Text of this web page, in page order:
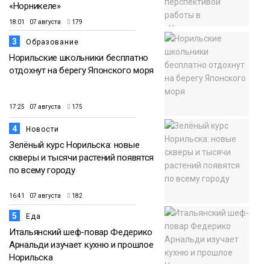
«Норникеле»
18:01 07 августа 179
3 Образование
Норильские школьники бесплатно
отдохнут на берегу Японского моря
17:25 07 августа 175
4 Новости
Зелёный курс Норильска: новые
скверы и тысячи растений появятся
по всему городу
16:41 07 августа 182
5 Еда
Итальянский шеф-повар Федерико
Арнальди изучает кухню и прошлое
Норильска